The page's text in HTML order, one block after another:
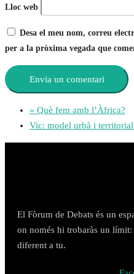
Lloc web
Desa el meu nom, correu
per a la pròxima vegada que
« Què fem amb l’Àfrica?
Vic: model urbà i territorial
El Fòrum de Debats és un
on només hi trobaràs un
diferent a tu.